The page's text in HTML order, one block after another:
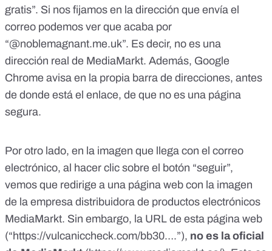
gratis”. Si nos fijamos en la dirección que envía el
correo podemos ver que acaba por
“@noblemagnant.me.uk”. Es decir, no es una
dirección real de MediaMarkt. Además, Google
Chrome avisa en la propia barra de direcciones, antes
de donde está el enlace, de que no es una página
segura.
Por otro lado, en la imagen que llega con el correo
electrónico, al hacer clic sobre el botón “seguir”,
vemos que redirige a una página web con la imagen
de la empresa distribuidora de productos electrónicos
MediaMarkt. Sin embargo, la URL de esta página web
(“https://vulcaniccheck.com/bb30….”), no es la oficial